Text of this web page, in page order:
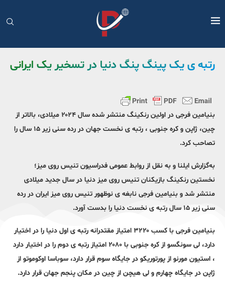
رتبه ی یک پینگ پنگ دنیا در تسخیر یک ایرانی
بنیامین فرجی در اولین رنکینگ منتشر شده سال ۲۰۲۴ میلادی، بالاتر از
چین، ژاپن و کره جنوبی ، رتبه ی نخست جهان در رده سنی زیر ۱۵ سال را
تصاحب کرد.
به‌گزارش ایلنا و به نقل از روابط عمومی فدراسیون تنیس روی میز؛
نخستین رنکینگ بازیکنان تنیس روی میز دنیا در سال جدید میلادی
منتشر شد و بنیامین فرجی نابغه ی نوظهور تنیس روی میز ایران در رده
سنی زیر ۱۵ سال رتبه ی نخست دنیا را بدست آورد.
بنیامین فرجی با کسب ۳۲۲۰ امتیاز مقتدرانه رتبه ی اول دنیا را در اختیار
دارد، لی سونگسو از کره جنوبی با ۲۰۸۰ امتیاز رتبه ی دوم را در اختیار دارد
، استیون مورنو از پورتوریکو در جایگاه سوم قرار دارد، سوباسا اوکوموتو از
ژاپن در جایگاه چهارم و لی هیچن از چین در مکان پنجم جهان قرار دارد.